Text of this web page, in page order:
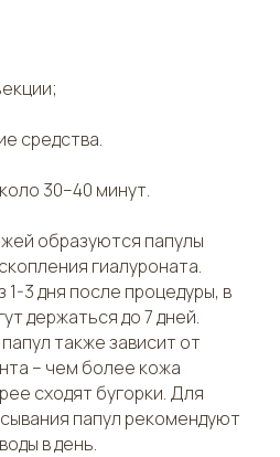
средства.
30–40 минут.
образуются папулы
гиалуроната.
3 дня после процедуры, в
держаться до 7 дней.
также зависит от
– чем более кожа
сходят бугорки. Для
папул рекомендуют
в день.